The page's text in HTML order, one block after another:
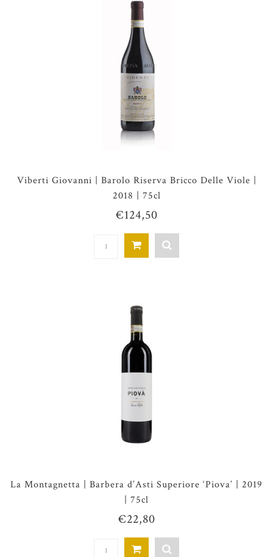
Viberti Giovanni | Barolo Riserva Bricco Delle Viole |
2018 | 75cl
€124,50
La Montagnetta | Barbera d’Asti Superiore ‘Piova’ | 2019
| 75cl
€22,80